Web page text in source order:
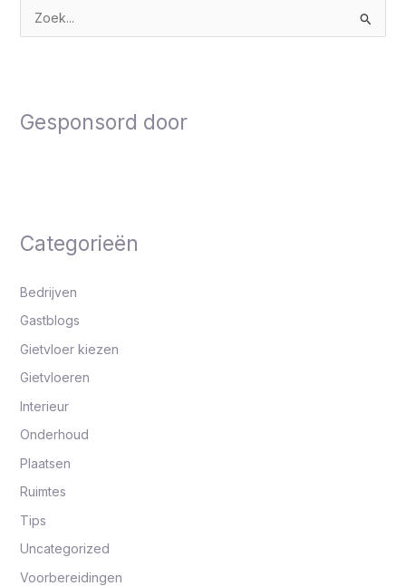
nGesponsord door
Categorieën
Bedrijven
Gastblogs
Gietvloer kiezen
Gietvloeren
Interieur
Onderhoud
Plaatsen
Ruimtes
Tips
Uncategorized
Voorbereidingen